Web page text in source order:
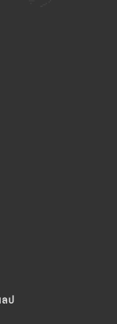
ป